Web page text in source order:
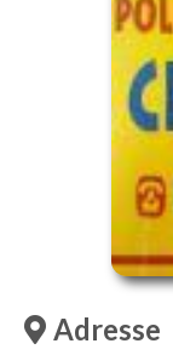
Adresse